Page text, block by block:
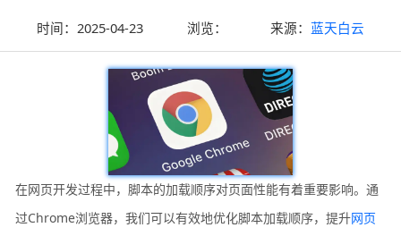
时间：2025-04-23 浏览： 来源： 蓝天白云
在网页开发过程中，脚本的加载顺序对页面性能有着重要影响。通
过Chrome浏览器，我们可以有效地优化脚本加载顺序，提升网页